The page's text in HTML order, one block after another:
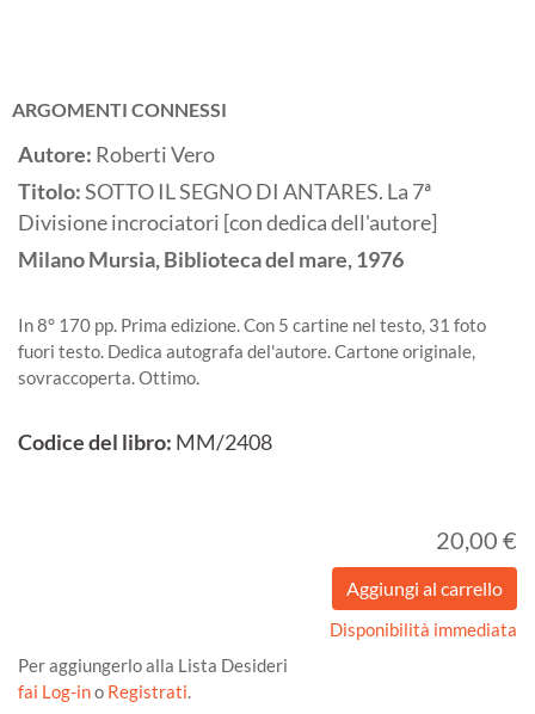
ARGOMENTI CONNESSI
Autore: Roberti Vero
Titolo:SOTTO IL SEGNO DI ANTARES. La 7ª
Divisione incrociatori [con dedica dell'autore]
MilanoMursia, Biblioteca del mare,1976
In 8° 170 pp. Prima edizione. Con 5 cartine nel testo, 31 foto
fuori testo. Dedica autografa del'autore. Cartone originale,
sovraccoperta. Ottimo.
Codice del libro: MM/2408
20,00 €
Disponibilità immediata
Per aggiungerlo alla Lista Desideri
fai Log-ino Registrati.